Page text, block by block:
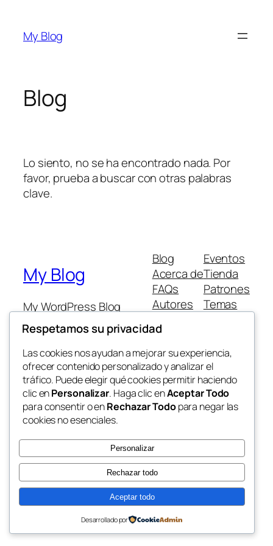
contenido
My Blog
Blog
Lo siento, no se ha encontrado nada. Por
favor, prueba a buscar con otras palabras
clave.
My Blog
My WordPress Blog
Blog
Acerca de
FAQs
Autores
Eventos
Tienda
Patrones
Temas
Twenty Twenty-Five Diseñado conWordPress
Respetamos su privacidad
Las cookies nos ayudan a mejorar su experiencia,
ofrecer contenido personalizado y analizar el
tráfico. Puede elegir qué cookies permitir haciendo
clic enPersonalizar. Haga clic enAceptar Todo
para consentir o enRechazar Todopara negar las
cookies no esenciales.
Personalizar
Rechazar todo
Aceptar todo
Desarrollado por